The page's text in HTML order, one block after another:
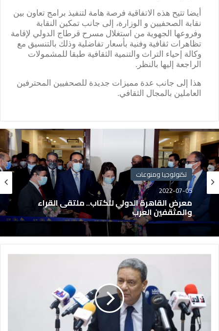
أيضا تتيح هذه الاتفاقية فرصة هامة لتنفيذ برامج تعاون بين
نقابة الصحفيين و الوزارة، إلى جانب تمكين النقابة
وفروعها الجهوية من استغلال مسرح قرطاج الدولي لإقامة
تظاهرات ثقافية وفنية بأسعار تفاضلية وذلك بالتنسيق مع
وكالة إحياء التراث والتنمية الثقافية طبقا للمشمولات
الراجعة إليها بالنظر.
هذا إلى جانب عدة مميزات جديدة للصحفيين المحترفين
العاملين بالمجال الثقافي.
تكنولوجيا ومنوعات
2022-07-05
معرض القاهرة الدولي للكتاب.. ملتقى القراء
والمثقفين العرب